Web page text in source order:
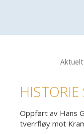
Aktuelt
Oppført av Hans
tverrfløy mot